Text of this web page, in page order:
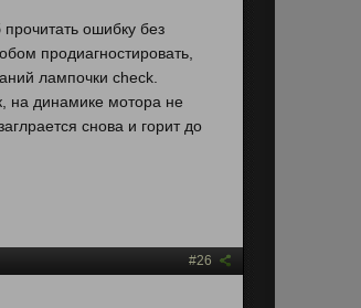
ошибку без
продиагностировать,
лампочки check.
на динамике мотора не
снова и горит до
#26